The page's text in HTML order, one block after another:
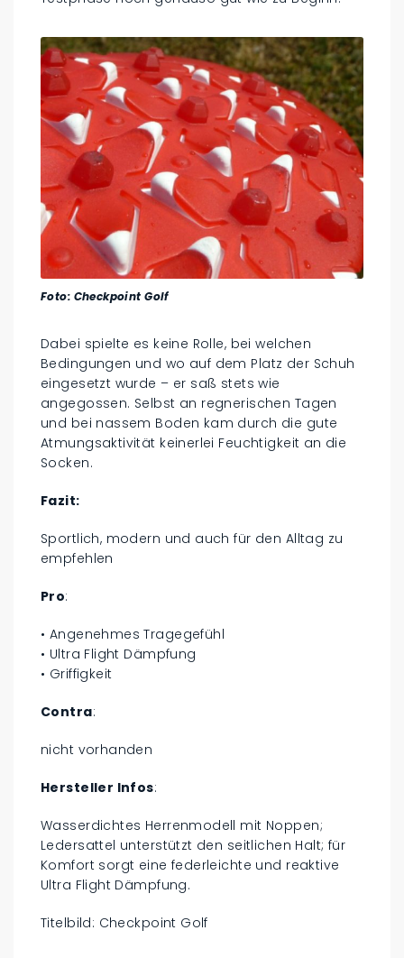
Foto: Checkpoint Golf
Dabei spielte es keine Rolle, bei welchen
Bedingungen und wo auf dem Platz der Schuh
eingesetzt wurde – er saß stets wie
angegossen. Selbst an regnerischen Tagen
und bei nassem Boden kam durch die gute
Atmungsaktivität keinerlei Feuchtigkeit an die
Socken.
Fazit:
Sportlich, modern und auch für den Alltag zu
empfehlen
Pro:
• Angenehmes Tragegefühl
• Ultra Flight Dämpfung
• Griffigkeit
Contra:
nicht vorhanden
Hersteller Infos:
Wasserdichtes Herrenmodell mit Noppen;
Ledersattel unterstützt den seitlichen Halt; für
Komfort sorgt eine federleichte und reaktive
Ultra Flight Dämpfung.
Titelbild: Checkpoint Golf